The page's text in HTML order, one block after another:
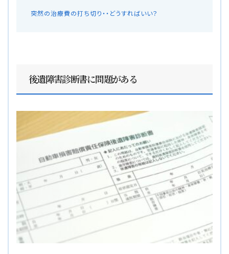
突然の治療費の打ち切り・・どうすればいい？
後遺障害診断書に問題がある